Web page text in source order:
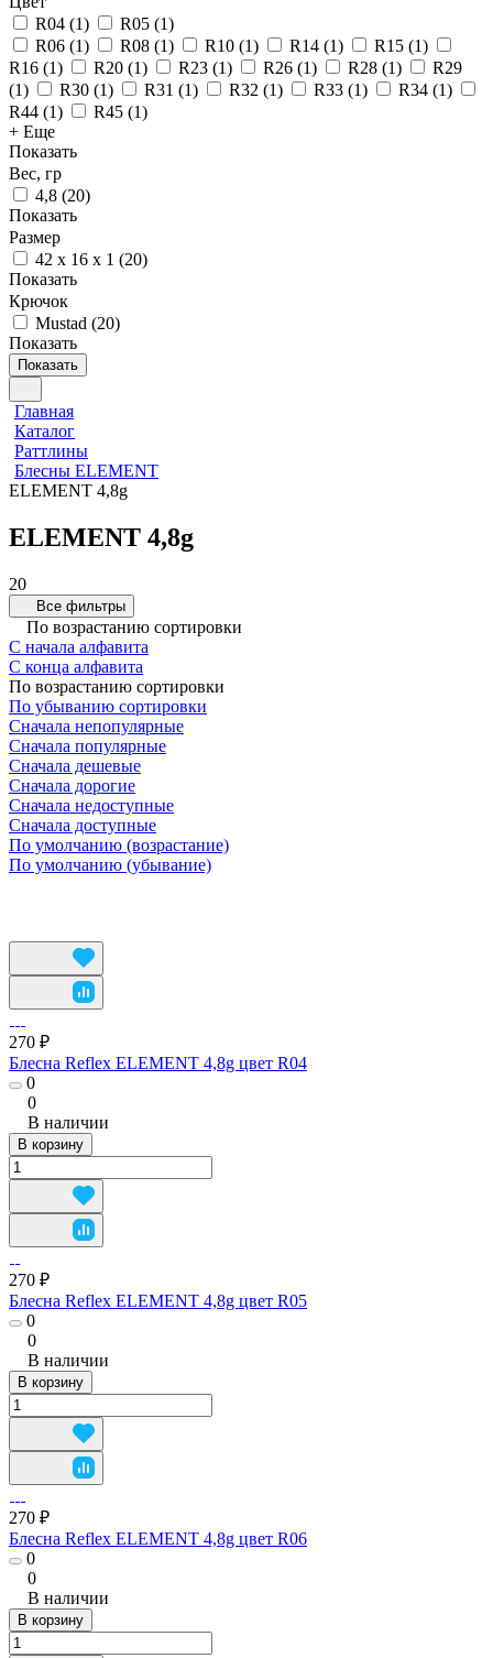
R04 (1) R05 (1)
R06 (1) R08 (1) R10 (1) R14 (1) R15 (1)
R16 (1) R20 (1) R23 (1) R26 (1) R28 (1)
R29
(1) R30 (1) R31 (1) R32 (1) R33 (1) R34 (1)
R44 (1) R45 (1)
+ Еще
Показать
Вес, гр
4,8 (20)
Показать
Размер
42 х 16 х 1 (20)
Показать
Крючок
Mustad (20)
Показать
Показать
Главная
Каталог
Раттлины
Блесны ELEMENT
ELEMENT 4,8g
ELEMENT 4,8g
20
Все фильтры
По возрастанию сортировки
С начала алфавита
С конца алфавита
По возрастанию сортировки
По убыванию сортировки
Сначала непопулярные
Сначала популярные
Сначала дешевые
Сначала дорогие
Сначала недоступные
Сначала доступные
По умолчанию (возрастание)
По умолчанию (убывание)
270 ₽
Блесна Reflex ELEMENT 4,8g цвет R04
0
0
В наличии
В корзину
270 ₽
Блесна Reflex ELEMENT 4,8g цвет R05
0
0
В наличии
В корзину
270 ₽
Блесна Reflex ELEMENT 4,8g цвет R06
0
0
В наличии
В корзину